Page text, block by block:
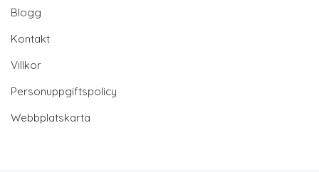
Blogg
Kontakt
Villkor
Personuppgiftspolicy
Webbplatskarta